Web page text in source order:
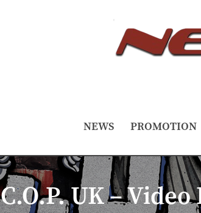
NEWS PROMOTION
C.O.P. UK –